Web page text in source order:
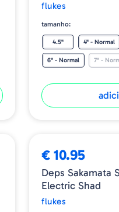
flukes
tamanho:
4.5" 4" - Normal
6" - Normal 7" -
€ 10.95
Deps Sakamata
Electric Shad
flukes